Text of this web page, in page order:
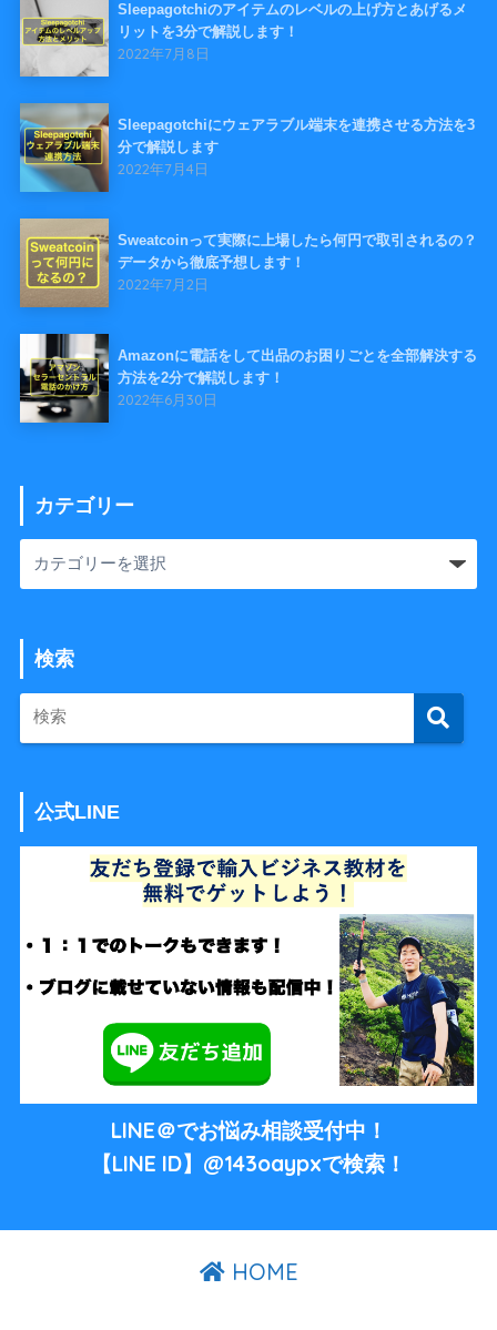
Sleepagotchiのアイテムのレベルの上げ方とあげるメ
リットを3分で解説します！
2022年7月8日
Sleepagotchiにウェアラブル端末を連携させる方法を3
分で解説します
2022年7月4日
Sweatcoinって実際に上場したら何円で取引されるの？
データから徹底予想します！
2022年7月2日
Amazonに電話をして出品のお困りごとを全部解決する
方法を2分で解説します！
2022年6月30日
カテゴリー
検索
公式LINE
LINE＠でお悩み相談受付中！
【LINE ID】@143oaypxで検索！
HOME